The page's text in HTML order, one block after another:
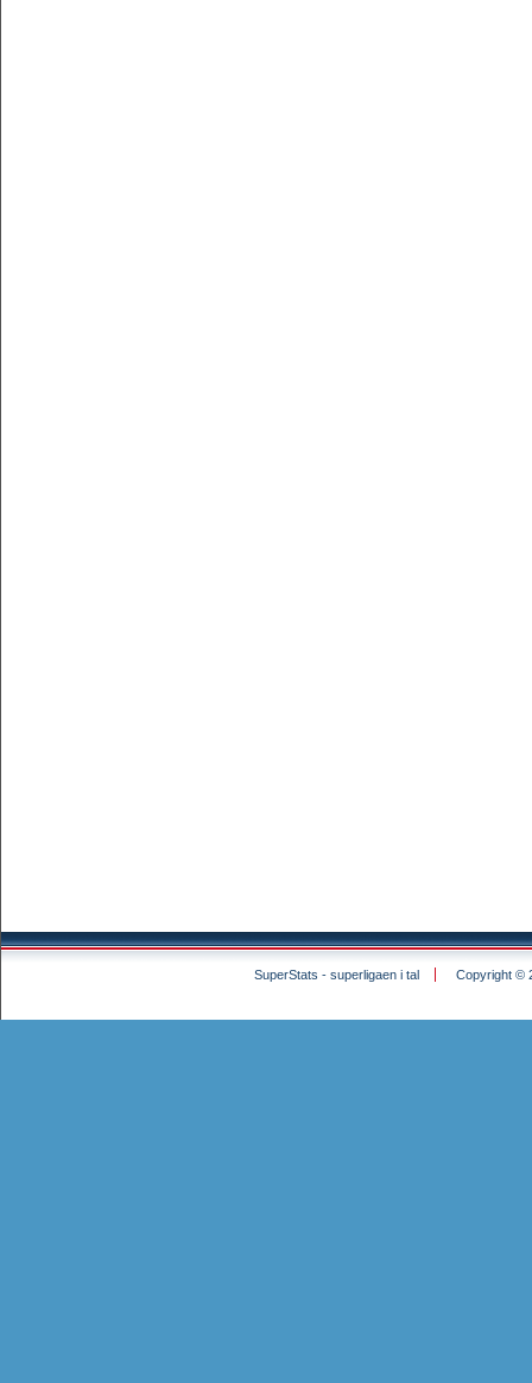
SuperStats - superligaen i tal Copyright ©